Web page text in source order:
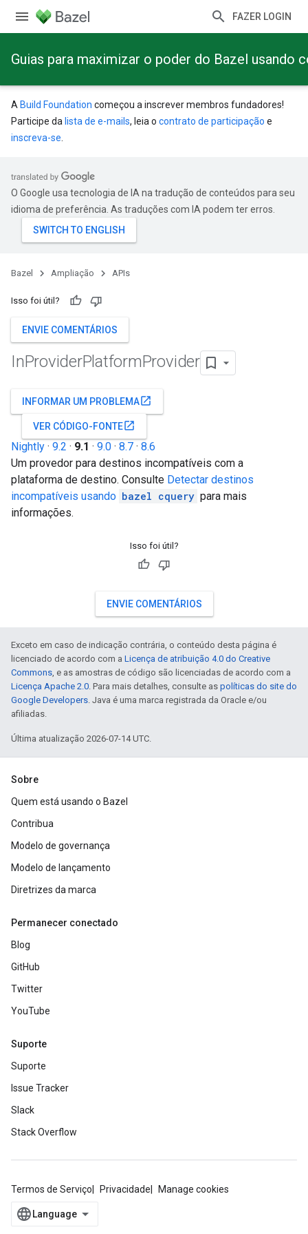
FAZER LOGIN
Guias para maximizar o poder do Bazel usando
A Build Foundation começou a inscrever membros fundadores!
Participe da lista de e-mails, leia o contrato de participação e
inscreva-se
O Google usa tecnologia de IA na tradução de conteúdos para seu
idioma de preferência. As traduções com IA podem ter erros.
Bazel Ampliação APIs
Isso foi útil?
ENVIE COMENTÁRIOS
InProviderPlatformProvider
INFORMAR UM PROBLEMAopen_in_new
VER CÓDIGO-FONTEopen_in_new
Nightly · 9.2 · 9.1 · 9.0 · 8.7 · 8.6
Um provedor para destinos incompatíveis com a
plataforma de destino. Consulte Detectar destinos
incompatíveis usando bazel cquery para mais
informações.
Isso foi útil?
ENVIE COMENTÁRIOS
Exceto em caso de indicação contrária, o conteúdo desta página é
licenciado de acordo com a Licença de atribuição 4.0 do Creative
Commons, e as amostras de código são licenciadas de acordo com a
Licença Apache 2.0. Para mais detalhes, consulte as políticas do site do
Google Developers. Java é uma marca registrada da Oracle e/ou
afiliadas.
Última atualização 2026-07-14 UTC.
Sobre
Quem está usando o Bazel
Contribua
Modelo de governança
Modelo de lançamento
Diretrizes da marca
Permanecer conectado
Blog
GitHub
Twitter
YouTube
Suporte
Suporte
Issue Tracker
Slack
Stack Overflow
Termos de Serviço Privacidade Manage cookies